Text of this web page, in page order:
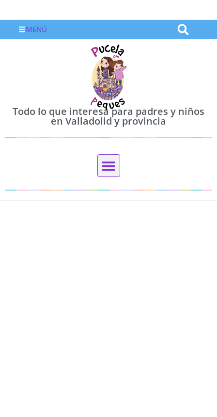
MENÚ
Todo lo que interesa para padres y niños
en Valladolid y provincia